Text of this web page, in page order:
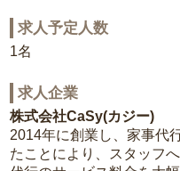
求人予定人数
1名
求人企業
株式会社CaSy(カジー)
2014年に創業し、家事代
たことにより、スタッフ